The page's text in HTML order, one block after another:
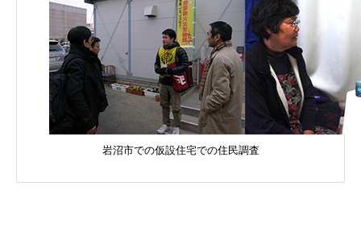
岩沼市での仮設住宅での住民調査